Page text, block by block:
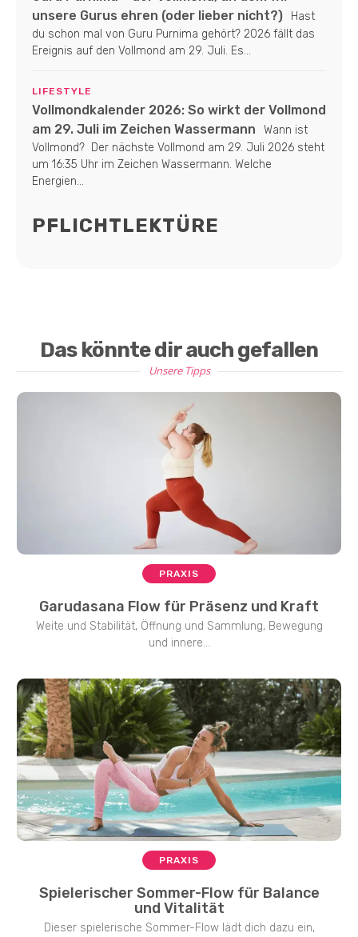
unsere Gurus ehren (oder lieber nicht?)
Hast
du schon mal von Guru Purnima gehört? 2026 fällt das
Ereignis auf den Vollmond am 29. Juli. Es...
LIFESTYLE
Vollmondkalender 2026: So wirkt der Vollmond
am 29. Juli im Zeichen Wassermann
Wann ist
Vollmond? Der nächste Vollmond am 29. Juli 2026 steht
um 16:35 Uhr im Zeichen Wassermann. Welche
Energien...
PFLICHTLEKTÜRE
Das könnte dir auch gefallen
Unsere Tipps
PRAXIS
Garudasana Flow für Präsenz und Kraft
Weite und Stabilität, Öffnung und Sammlung, Bewegung
und innere...
PRAXIS
Spielerischer Sommer-Flow für Balance
und Vitalität
Dieser spielerische Sommer-Flow lädt dich dazu ein,